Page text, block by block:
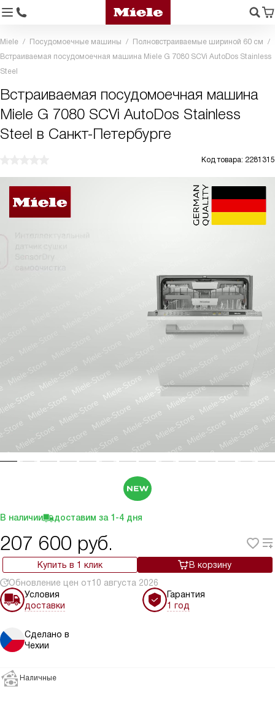
Miele Посудомоечные машины
Полновстраиваемые шириной 60 см
Встраиваемая посудомоечная машина Miele G 7080 SCVi AutoDos Stainless
Steel
Встраиваемая посудомоечная машина
Miele G 7080 SCVi AutoDos Stainless
Steel в Санкт-Петербурге
Код товара: 2281315
В наличии доставим за 1-4 дня
207 600 руб.
Купить в 1 клик
В корзину
Обновление цен от10 августа 2026
Условия
доставки
Гарантия
1 год
Сделано в
Чехии
Наличные